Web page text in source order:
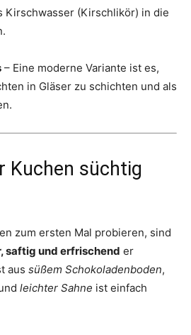
Kirschwasser (Kirschlikör) in die
– Eine moderne Variante ist es,
in Gläser zu schichten und als
Kuchen süchtig
zum ersten Mal probieren, sind
saftig und erfrischend er
aus süßem Schokoladenboden,
leichter Sahne ist einfach